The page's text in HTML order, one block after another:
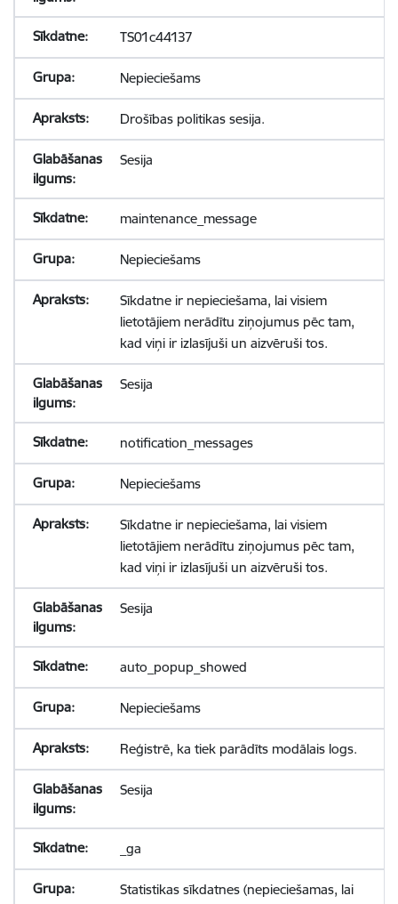
TS01c44137
Nepieciešams
Drošības politikas sesija.
Sesija
maintenance_message
Nepieciešams
Sīkdatne ir nepieciešama, lai visiem
lietotājiem nerādītu ziņojumus pēc tam,
kad viņi ir izlasījuši un aizvēruši tos.
Sesija
notification_messages
Nepieciešams
Sīkdatne ir nepieciešama, lai visiem
lietotājiem nerādītu ziņojumus pēc tam,
kad viņi ir izlasījuši un aizvēruši tos.
Sesija
auto_popup_showed
Nepieciešams
Reģistrē, ka tiek parādīts modālais logs.
Sesija
_ga
Statistikas sīkdatnes (nepieciešamas, lai